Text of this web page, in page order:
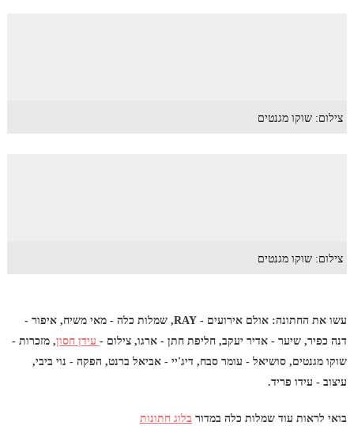
צילום: שוקו מגנטים
צילום: שוקו מגנטים
עשו את החתונה: אולם אירועים - RAY, שמלות כלה - מאי משיח, איפור -
דנה כפיר, שיער - אדיר יעקב, חליפת חתן - ארגו, צילום -עידן חסון, מזכרות -
שוקו מגנטים, סושיאל - עומר סבח, דיג'יי - אביאל ברנט, הפקה - נוי ביבי,
עיצוב - עידו פריד.
בואי לראות עוד שמלות כלה במדור בלוג חתונות